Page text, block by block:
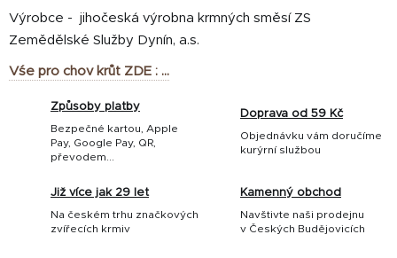
Výrobce - jihočeská výrobna krmných směsí ZS
Zemědělské Služby Dynín, a.s.
Vśe pro chov krůt ZDE : ...
Způsoby platby
Bezpečné kartou, Apple
Pay, Google Pay, QR,
převodem...
Doprava od 59 Kč
Objednávku vám doručíme
kurýrní službou
Již více jak 29 let
Na českém trhu značkových
zvířecích krmiv
Kamenný obchod
Navštivte naši prodejnu
v Českých Budějovicích